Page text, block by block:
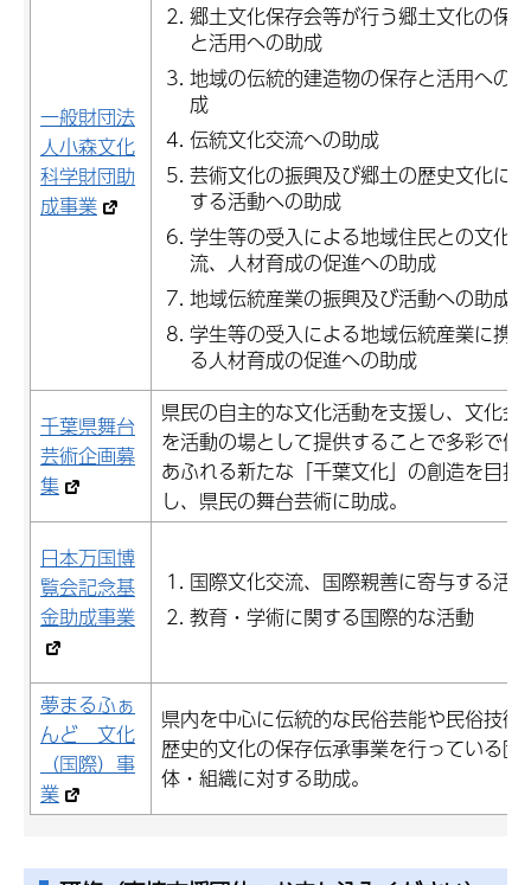
一般財団法
人小森文化
科学財団助
成事業
郷土文化保存会等が行う郷土文化の保存
と活用への助成
地域の伝統的建造物の保存と活用への助
成
伝統文化交流への助成
芸術文化の振興及び郷土の歴史文化に関
する活動への助成
学生等の受入による地域住民との文化交
流、人材育成の促進への助成
地域伝統産業の振興及び活動への助成
学生等の受入による地域伝統産業に携わ
る人材育成の促進への助成
千葉県舞台
芸術企画募
集
県民の自主的な文化活動を支援し、文化会
を活動の場として提供することで多彩で個
あふれる新たな「千葉文化」の創造を目指
し、県民の舞台芸術に助成。
日本万国博
覧会記念基
金助成事業
国際文化交流、国際親善に寄与する活動
教育・学術に関する国際的な活動
夢まるふぁ
んど 文化
（国際）事
業
県内を中心に伝統的な民俗芸能や民俗技術
歴史的文化の保存伝承事業を行っている団
体・組織に対する助成。